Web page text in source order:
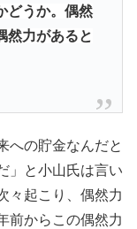
どうか。偶然
然力があると
への貯金なんだと
」と小山氏は言い
々起こり、偶然力
前からこの偶然力